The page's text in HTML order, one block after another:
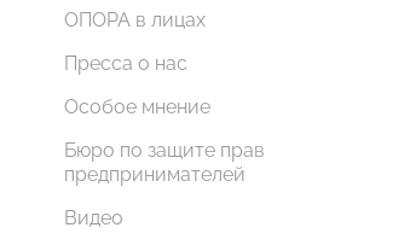
ОПОРА в лицах
Пресса о нас
Особое мнение
Бюро по защите прав
предпринимателей
Видео